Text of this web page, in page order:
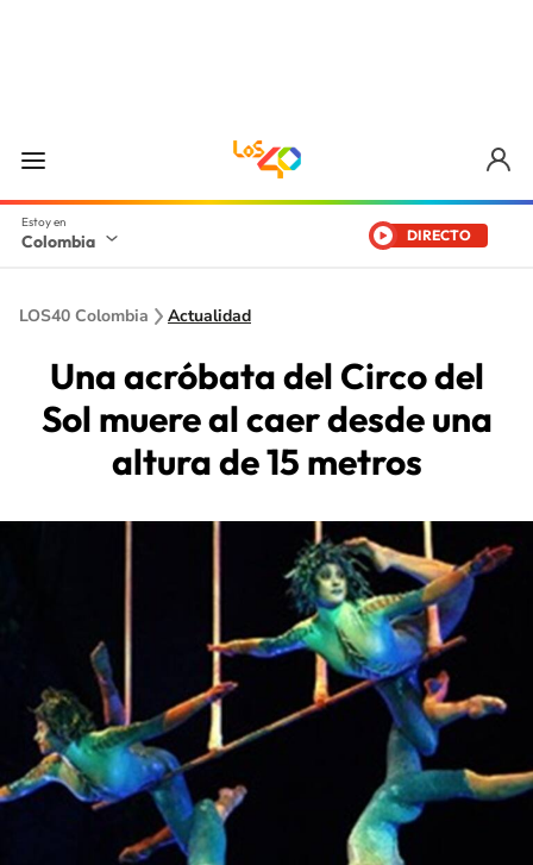
Colombia DIRECTO
LOS40 Colombia Actualidad
Una acróbata del Circo del
Sol muere al caer desde una
altura de 15 metros